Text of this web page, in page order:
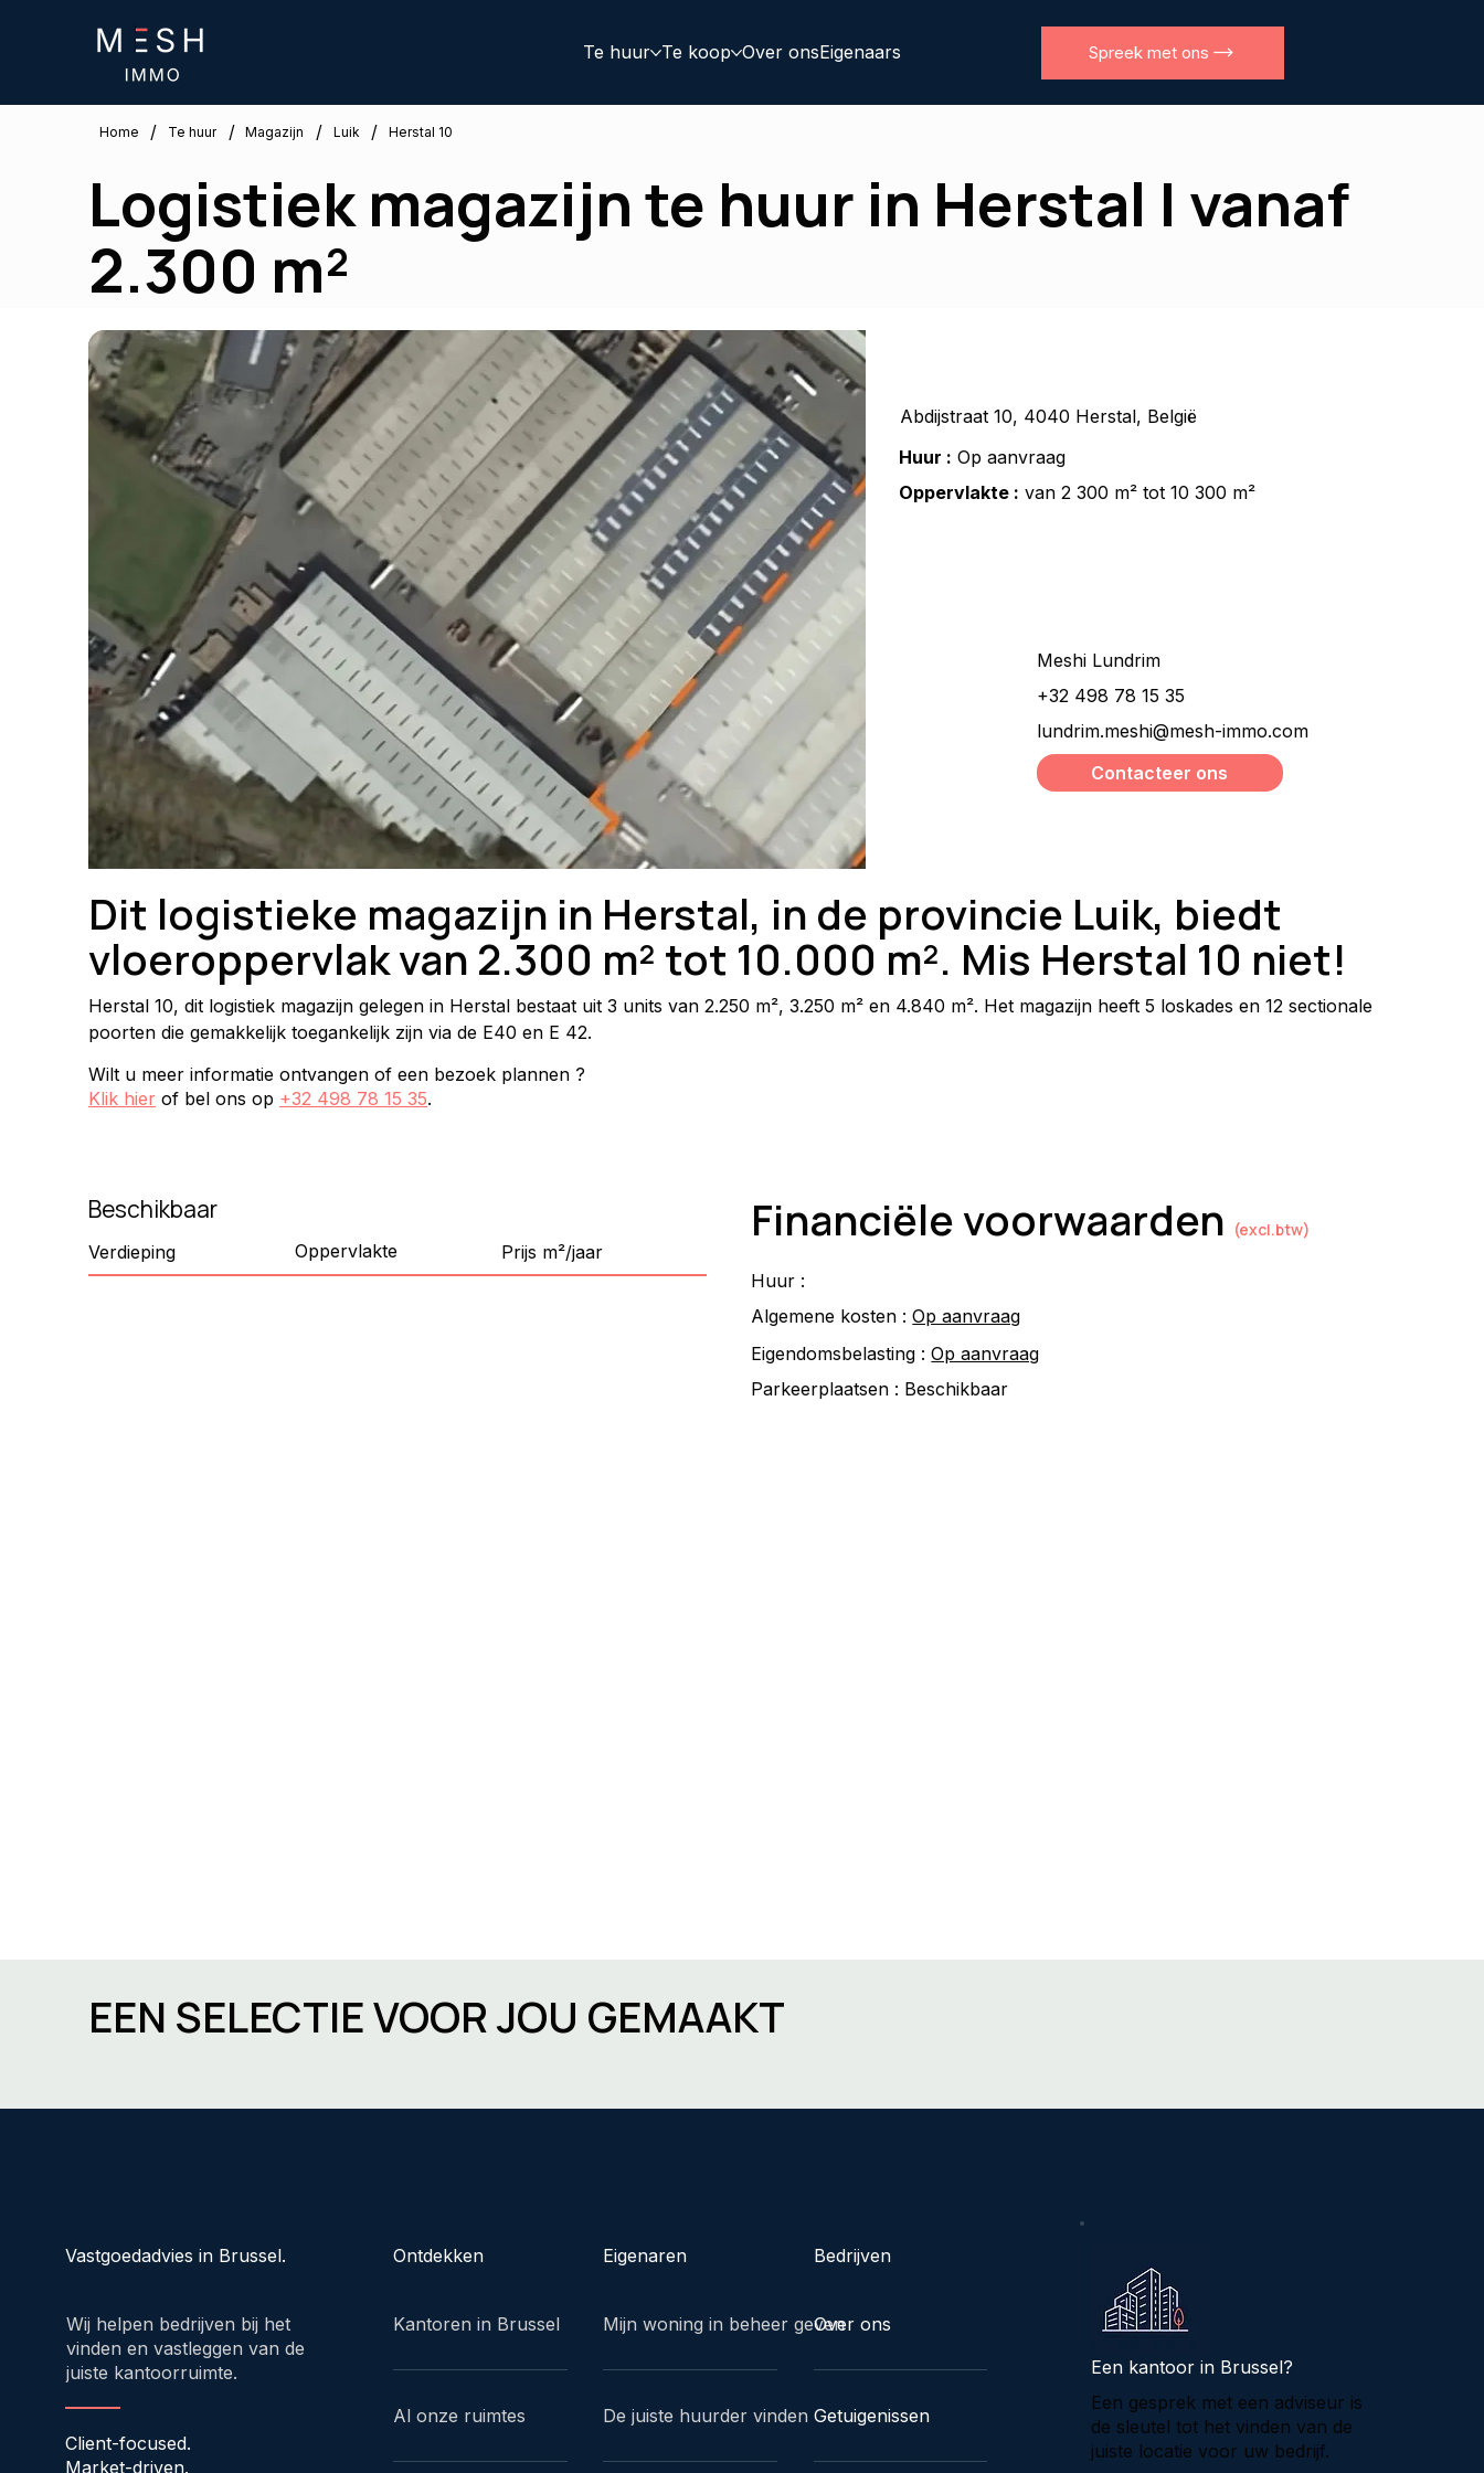
Te huur Te koop Over onsEigenaars Spreek met ons
Home / Te huur / Magazijn / Luik / Herstal 10
Logistiek magazijn te huur in Herstal | vanaf
2.300 m²
Abdijstraat 10, 4040 Herstal, België
Huur : Op aanvraag
Oppervlakte : van 2 300 m² tot 10 300 m²
Meshi Lundrim
+32 498 78 15 35
lundrim.meshi@mesh-immo.com
Contacteer ons
Dit logistieke magazijn in Herstal, in de provincie Luik, biedt
vloeroppervlak van 2.300 m² tot 10.000 m². Mis Herstal 10 niet!
Herstal 10, dit logistiek magazijn gelegen in Herstal bestaat uit 3 units van 2.250 m², 3.250 m² en 4.840 m². Het magazijn heeft 5 loskades en 12 sectionale
poorten die gemakkelijk toegankelijk zijn via de E40 en E 42.
Wilt u meer informatie ontvangen of een bezoek plannen ?
Klik hier of bel ons op +32 498 78 15 35.
Beschikbaar
Verdieping Oppervlakte Prijs m²/jaar
Financiële voorwaarden (excl.btw)
Huur :
Algemene kosten : Op aanvraag
Eigendomsbelasting : Op aanvraag
Parkeerplaatsen : Beschikbaar
EEN SELECTIE VOOR JOU GEMAAKT
Vastgoedadvies in Brussel.
Wij helpen bedrijven bij het
vinden en vastleggen van de
juiste kantoorruimte.
Client-focused.
Market-driven.
Ontdekken
Kantoren in Brussel
Al onze ruimtes
Eigenaren
Mijn woning in beheer geven
De juiste huurder vinden
Bedrijven
Over ons
Getuigenissen
Een kantoor in Brussel?
Een gesprek met een adviseur is
de sleutel tot het vinden van de
juiste locatie voor uw bedrijf.